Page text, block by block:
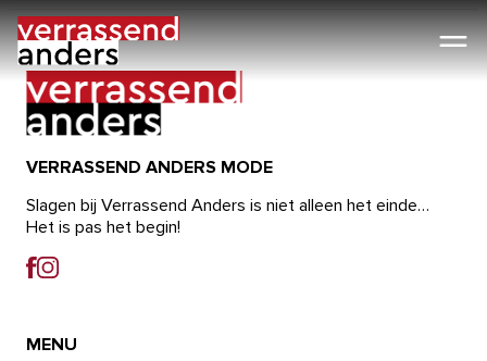
Ga
naar
de
inhoud
VERRASSEND ANDERS MODE
Slagen bij Verrassend Anders is niet alleen het einde…
Het is pas het begin!
MENU